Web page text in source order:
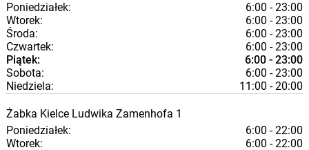
Poniedziałek:
6:00 - 23:00
Wtorek:
6:00 - 23:00
Środa:
6:00 - 23:00
Czwartek:
6:00 - 23:00
Piątek:
6:00 - 23:00
Sobota:
6:00 - 23:00
Niedziela:
11:00 - 20:00
Żabka Kielce Ludwika Zamenhofa 1
Poniedziałek:
6:00 - 22:00
Wtorek:
6:00 - 22:00